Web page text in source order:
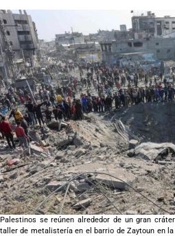
Palestinos se reúnen alrededor de un gran
taller de metalistería en el barrio de Zaytoun en